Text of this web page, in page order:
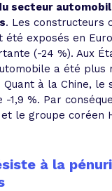
secteur
. Les constructeurs
été exposés en
(-24 %). Aux
a été plus
Quant à la Chine, le
-1,9 %. Par
le groupe coréen
à la